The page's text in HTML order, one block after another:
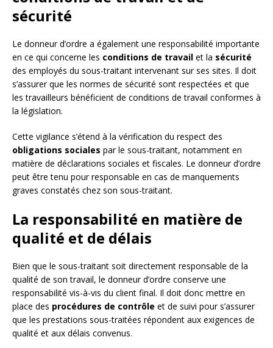
sécurité
Le donneur d’ordre a également une responsabilité importante
en ce qui concerne les conditions de travail et la sécurité
des employés du sous-traitant intervenant sur ses sites. Il doit
s’assurer que les normes de sécurité sont respectées et que
les travailleurs bénéficient de conditions de travail conformes à
la législation.
Cette vigilance s’étend à la vérification du respect des
obligations sociales par le sous-traitant, notamment en
matière de déclarations sociales et fiscales. Le donneur d’ordre
peut être tenu pour responsable en cas de manquements
graves constatés chez son sous-traitant.
La responsabilité en matière de
qualité et de délais
Bien que le sous-traitant soit directement responsable de la
qualité de son travail, le donneur d’ordre conserve une
responsabilité vis-à-vis du client final. Il doit donc mettre en
place des procédures de contrôle et de suivi pour s’assurer
que les prestations sous-traitées répondent aux exigences de
qualité et aux délais convenus.